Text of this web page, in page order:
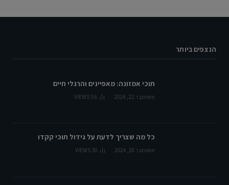
הנצפים ביותר
תוכי אמזונה: מאפיינים והרגלי חיים
ספטמבר 22, 2024 56
VIEWS
כל מה שצריך לדעת על גידול תוכי קקדו
ספטמבר 18, 2024 30
VIEWS